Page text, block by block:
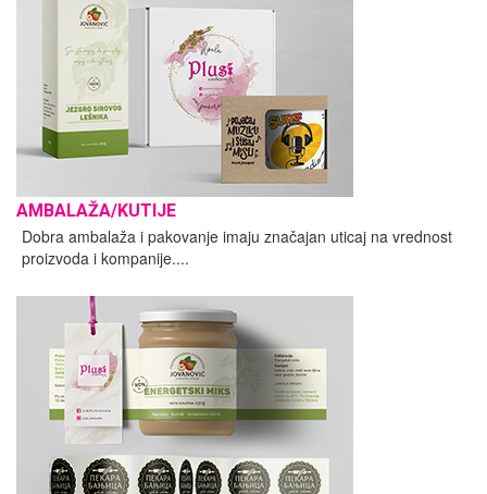
AMBALAŽA/KUTIJE
Dobra ambalaža i pakovanje imaju značajan uticaj na vrednost
proizvoda i kompanije....